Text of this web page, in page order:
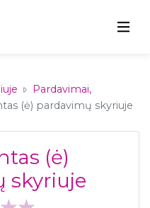
Pardavimai,
(ė) pardavimų skyriuje
(ė)
skyriuje